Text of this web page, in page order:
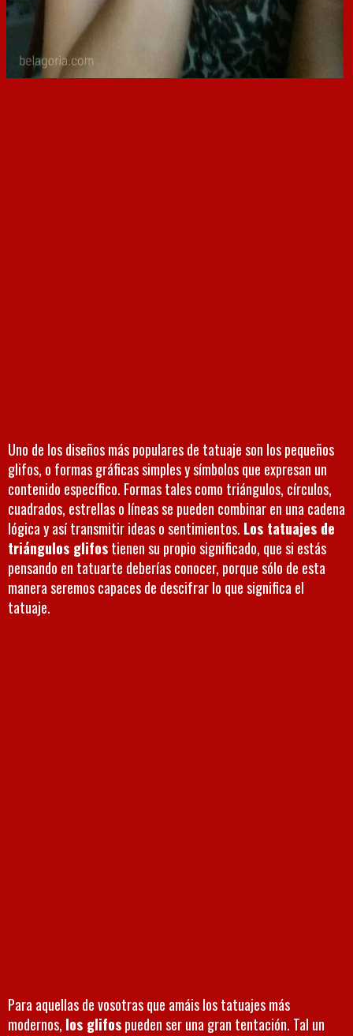
Uno de los diseños más populares de tatuaje son los pequeños
glifos, o formas gráficas simples y símbolos que expresan un
contenido específico. Formas tales como triángulos, círculos,
cuadrados, estrellas o líneas se pueden combinar en una cadena
lógica y así transmitir ideas o sentimientos. Los tatuajes de
triángulos glifostienen su propio significado, que si estás
pensando en tatuarte deberías conocer, porque sólo de esta
manera seremos capaces de descifrar lo que significa el
tatuaje.
Para aquellas de vosotras que amáis los tatuajes más
modernos, los glifospueden ser una gran tentación. Tal un